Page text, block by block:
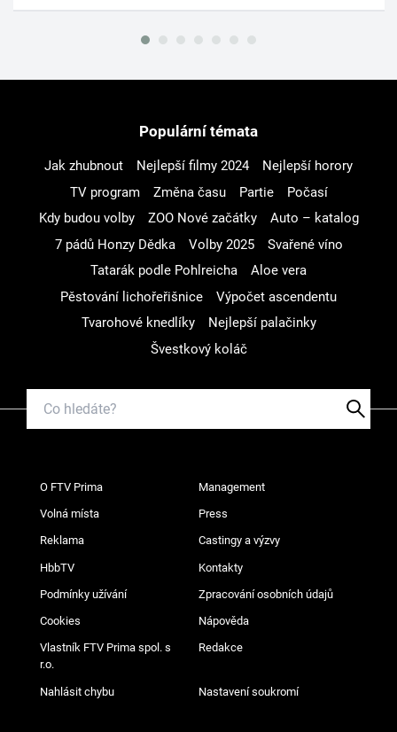
Populární témata
Jak zhubnout Nejlepší filmy 2024
Nejlepší horory
TV program
Změna času Partie
Počasí
Kdy budou volby
ZOO Nové začátky
Auto – katalog
7 pádů Honzy Dědka
Volby 2025
Svařené víno
Tatarák podle Pohlreicha
Aloe vera
Pěstování lichořeřišnice
Výpočet ascendentu
Tvarohové knedlíky
Nejlepší palačinky
Švestkový koláč
O FTV Prima Management
Volná místa Press
Reklama Castingy a výzvy
HbbTV Kontakty
Podmínky užívání Zpracování osobních údajů
Cookies Nápověda
Vlastník FTV Prima spol. s
r.o.
Redakce
Nahlásit chybu Nastavení soukromí